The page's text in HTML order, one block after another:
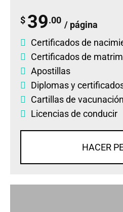
$ 39.00 / página
Certificados de
Certificados de
Apostillas
Diplomasy
Cartillas de vacunación
Licencias de conducir
HACER